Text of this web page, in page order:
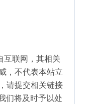
互联网，其相关
，不代表本站立
请提交相关链接
们将及时予以处